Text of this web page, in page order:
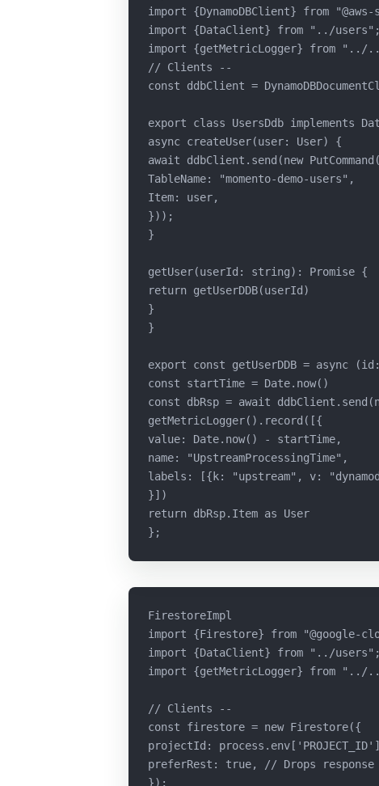
import {DynamoDBClient} from
import {DataClient} from "../users";
import {getMetricLogger} from "../
// Clients --
const ddbClient =
export class UsersDdb implements
async createUser(user: User) {
await ddbClient.send(new
TableName: "momento-demo-users",
Item: user,
}));
}
getUser(userId: string): Promise {
return getUserDDB(userId)
}
}
export const getUserDDB = async
const startTime = Date.now()
const dbRsp = await
getMetricLogger().record([{
value: Date.now() - startTime,
name: "UpstreamProcessingTime",
labels: [{k: "upstream", v:
}])
return dbRsp.Item as User
};
FirestoreImpl
import {Firestore} from "@google-
import {DataClient} from "../users";
import {getMetricLogger} from "../
// Clients --
const firestore = new Firestore({
projectId:
preferRest: true, // Drops
});